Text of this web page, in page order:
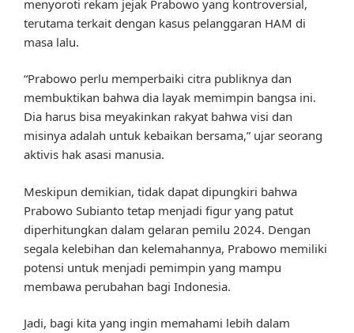
menyoroti rekam jejak Prabowo yang kontroversial,
terutama terkait dengan kasus pelanggaran HAM di
masa lalu.
“Prabowo perlu memperbaiki citra publiknya dan
membuktikan bahwa dia layak memimpin bangsa ini.
Dia harus bisa meyakinkan rakyat bahwa visi dan
misinya adalah untuk kebaikan bersama,” ujar seorang
aktivis hak asasi manusia.
Meskipun demikian, tidak dapat dipungkiri bahwa
Prabowo Subianto tetap menjadi figur yang patut
diperhitungkan dalam gelaran pemilu 2024. Dengan
segala kelebihan dan kelemahannya, Prabowo memiliki
potensi untuk menjadi pemimpin yang mampu
membawa perubahan bagi Indonesia.
Jadi, bagi kita yang ingin memahami lebih dalam